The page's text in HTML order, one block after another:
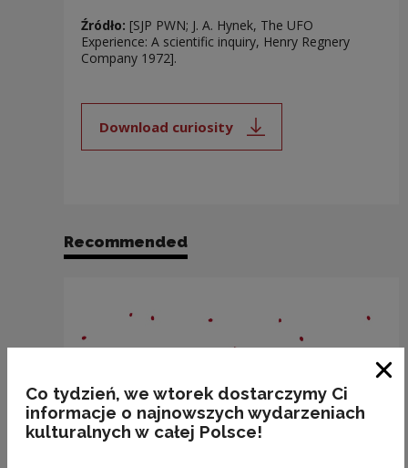
Źródło: [SJP PWN; J. A. Hynek, The UFO
Experience: A scientific inquiry, Henry Regnery
Company 1972].
Download curiosity
Note, the link will open in a new
Recommended
Co tydzień, we wtorek dostarczymy Ci
informacje o najnowszych wydarzeniach
kulturalnych w całej Polsce!